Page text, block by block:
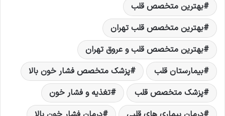
بهترین متخصص قلب
بهترین متخصص قلب تهران
بهترین متخصص قلب و عروق تهران
بیمارستان قلب
پزشک متخصص فشار خون بالا
پزشک متخصص قلب
تغذیه و فشار خون